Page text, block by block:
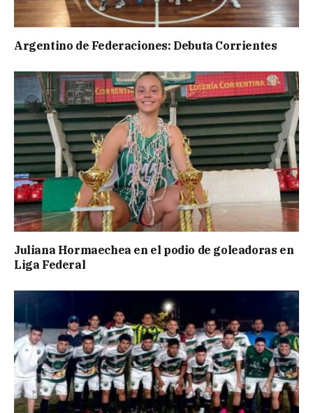
Argentino de Federaciones: Debuta Corrientes
Juliana Hormaechea en el podio de goleadoras en
Liga Federal